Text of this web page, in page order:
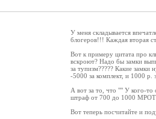
У меня складывается
блогеров!!! Каждая вторая
Вот к примеру цитата про
вскроют? Надо бы замки
за тупизм????? Какие
-5000 за комплект, и 1000 р.
А вот за то, что "" У кого-
штраф от 700 до 1000 МРОТ
Вот теперь посчитайте и